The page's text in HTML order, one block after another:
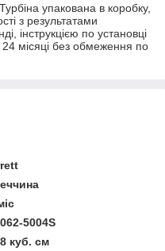
упакована в коробку,
з результатами
інструкцією по установці
24 місяці без обмеження по
5004S
куб. см